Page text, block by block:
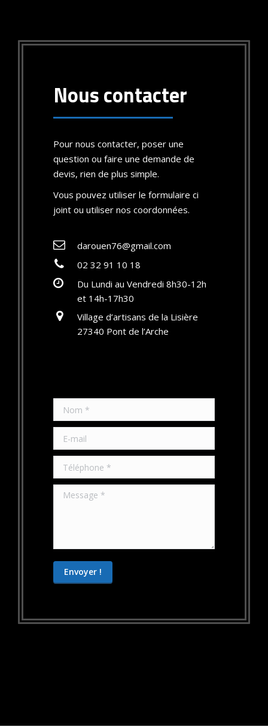
Nous contacter
Pour nous contacter, poser une
question ou faire une demande de
devis, rien de plus simple.
Vous pouvez utiliser le formulaire ci
joint ou utiliser nos coordonnées.
darouen76@gmail.com
02 32 91 10 18
Du Lundi au Vendredi 8h30-12h
et 14h-17h30
Village d’artisans de la Lisière
27340 Pont de l’Arche
Nom *
E-mail
Téléphone *
Message *
Envoyer !